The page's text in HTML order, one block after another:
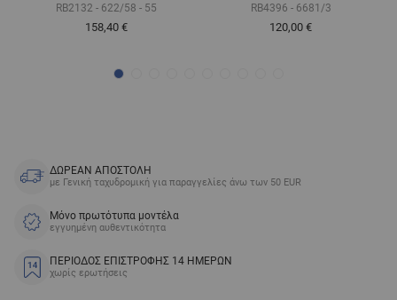
RB2132 - 622/58 - 55
158,40 €
RB4396 - 6681/3
120,00 €
ΔΩΡΕΑΝ ΑΠΟΣΤΟΛΗ
με Γενική ταχυδρομική για παραγγελίες άνω των 50 EUR
Μόνο πρωτότυπα μοντέλα
εγγυημένη αυθεντικότητα
ΠΕΡΙΟΔΟΣ ΕΠΙΣΤΡΟΦΗΣ 14 ΗΜΕΡΩΝ
χωρίς ερωτήσεις